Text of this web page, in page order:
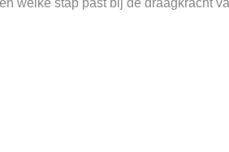
welke stap past bij de draagkracht